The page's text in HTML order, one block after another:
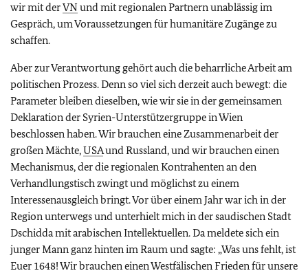
wir mit derVNund mit regionalen Partnern unablässig im
Gespräch, um Voraussetzungen für humanitäre Zugänge zu
schaffen.
Aber zur Verantwortung gehört auch die beharrliche Arbeit am
politischen Prozess. Denn so viel sich derzeit auch bewegt: die
Parameter bleiben dieselben, wie wir sie in der gemeinsamen
Deklaration der Syrien-Unterstützergruppe in Wien
beschlossen haben. Wir brauchen eine Zusammenarbeit der
großen Mächte,USAund Russland, und wir brauchen einen
Mechanismus, der die regionalen Kontrahenten an den
Verhandlungstisch zwingt und möglichst zu einem
Interessenausgleich bringt. Vor über einem Jahr war ich in der
Region unterwegs und unterhielt mich in der saudischen Stadt
Dschidda mit arabischen Intellektuellen. Da meldete sich ein
junger Mann ganz hinten im Raum und sagte: „Was uns fehlt, ist
Euer 1648! Wir brauchen einen Westfälischen Frieden für unsere